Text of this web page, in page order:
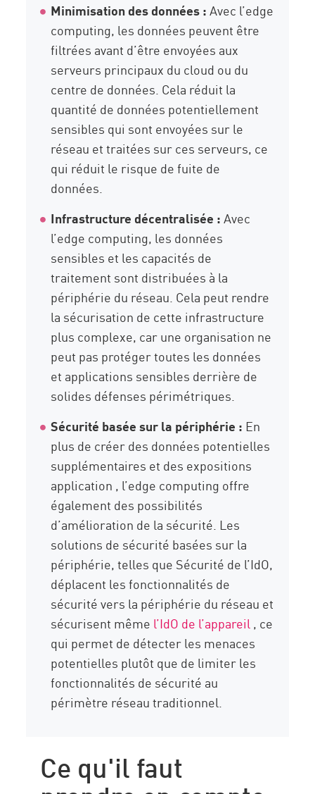
Minimisation des données :Avec l’edge
computing, les données peuvent être
filtrées avant d’être envoyées aux
serveurs principaux du cloud ou du
centre de données. Cela réduit la
quantité de données potentiellement
sensibles qui sont envoyées sur le
réseau et traitées sur ces serveurs, ce
qui réduit le risque de fuite de
données.
Infrastructure décentralisée :Avec
l’edge computing, les données
sensibles et les capacités de
traitement sont distribuées à la
périphérie du réseau. Cela peut rendre
la sécurisation de cette infrastructure
plus complexe, car une organisation ne
peut pas protéger toutes les données
et applications sensibles derrière de
solides défenses périmétriques.
Sécurité basée sur la périphérie : En
plus de créer des données potentielles
supplémentaires et des expositions
application , l’edge computing offre
également des possibilités
d’amélioration de la sécurité. Les
solutions de sécurité basées sur la
périphérie, telles que Sécurité de l’IdO,
déplacent les fonctionnalités de
sécurité vers la périphérie du réseau et
sécurisent même l’IdO de l’appareil, ce
qui permet de détecter les menaces
potentielles plutôt que de limiter les
fonctionnalités de sécurité au
périmètre réseau traditionnel.
Ce qu'il faut